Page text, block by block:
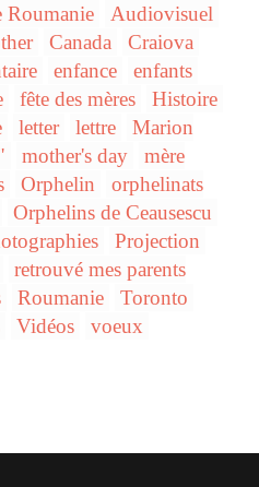
Roumanie
Audiovisuel
Canada
Craiova
enfance
enfants
fête des mères
Histoire
letter lettre
Marion
mother's day
mère
Orphelin
orphelinats
Orphelins de Ceausescu
Projection
retrouvé mes parents
Roumanie
Toronto
Vidéos voeux